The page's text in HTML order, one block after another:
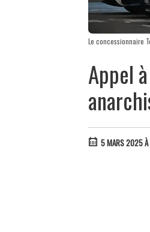
Le concessionnaire
Appel
5 MARS 2025